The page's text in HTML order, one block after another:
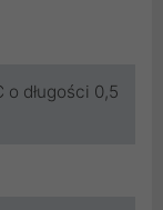
o długości 0,5